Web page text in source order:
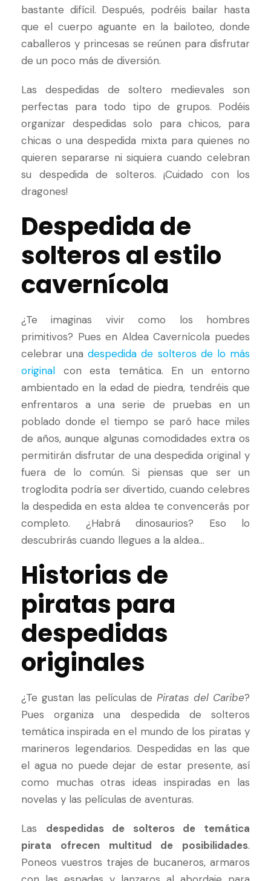
bastante difícil. Después, podréis bailar hasta
que el cuerpo aguante en la bailoteo, donde
caballeros y princesas se reúnen para disfrutar
de un poco más de diversión.
Las despedidas de soltero medievales son
perfectas para todo tipo de grupos. Podéis
organizar despedidas solo para chicos, para
chicas o una despedida mixta para quienes no
quieren separarse ni siquiera cuando celebran
su despedida de solteros. ¡Cuidado con los
dragones!
Despedida de
solteros al estilo
cavernícola
¿Te imaginas vivir como los hombres
primitivos? Pues en Aldea Cavernícola puedes
celebrar unadespedida de solteros de lo más
original con esta temática. En un entorno
ambientado en la edad de piedra, tendréis que
enfrentaros a una serie de pruebas en un
poblado donde el tiempo se paró hace miles
de años, aunque algunas comodidades extra os
permitirán disfrutar de una despedida original y
fuera de lo común. Si piensas que ser un
troglodita podría ser divertido, cuando celebres
la despedida en esta aldea te convencerás por
completo. ¿Habrá dinosaurios? Eso lo
descubrirás cuando llegues a la aldea…
Historias de
piratas para
despedidas
originales
¿Te gustan las películas dePiratas del Caribe?
Pues organiza una despedida de solteros
temática inspirada en el mundo de los piratas y
marineros legendarios. Despedidas en las que
el agua no puede dejar de estar presente, así
como muchas otras ideas inspiradas en las
novelas y las películas de aventuras.
Las despedidas de solteros de temática
pirata ofrecen multitud de posibilidades.
Poneos vuestros trajes de bucaneros, armaros